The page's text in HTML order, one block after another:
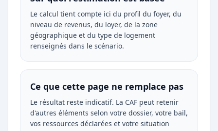
Le calcul tient compte ici du profil du foyer, du
niveau de revenus, du loyer, de la zone
géographique et du type de logement
renseignés dans le scénario.
Ce que cette page ne remplace pas
Le résultat reste indicatif. La CAF peut retenir
d'autres éléments selon votre dossier, votre bail,
vos ressources déclarées et votre situation